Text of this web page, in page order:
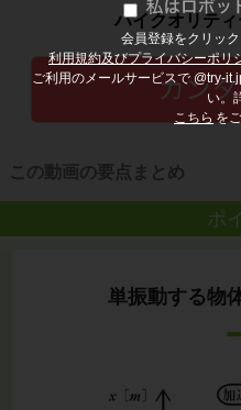
会員登録をクリッ
利用規約及びプライバシーポリ
ご利用のメールサービスで @try-
い。
こちら を
ハイクオリテ
この動画の要点まとめ
ポ
単振動する物